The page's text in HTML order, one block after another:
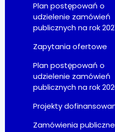
Plan postępowań o
udzielenie zamówień
publicznych na rok
Zapytania ofertowe
Plan postępowań o
udzielenie zamówień
publicznych na rok
Projekty
Zamówienia